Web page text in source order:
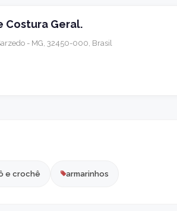
Costura Geral.
- MG, 32450-000, Brasil
e crochê armarinhos